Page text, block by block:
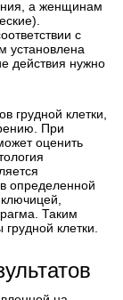
а женщинам
с
установлена
действия нужно
грудной клетки,
При
оценить
определенной
Таким
клетки.